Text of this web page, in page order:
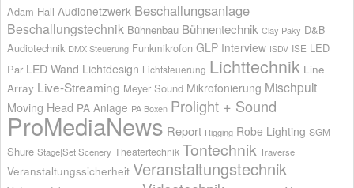
Adam Hall Audionetzwerk Beschallungsanlage
Beschallungstechnik Bühnenbau Bühnentechnik Clay Paky D&B
Audiotechnik DMX Steuerung Funkmikrofon GLP Interview ISDV ISE LED
Par LED Wand Lichtdesign Lichtsteuerung Lichttechnik Line
Array Live-Streaming Meyer Sound Mikrofonierung Mischpult
Moving Head PA Anlage PA Boxen Prolight + Sound
ProMediaNews Report Rigging Robe Lighting SGM
Shure Stage|Set|Scenery Theatertechnik Tontechnik Traverse
Veranstaltungssicherheit Veranstaltungstechnik